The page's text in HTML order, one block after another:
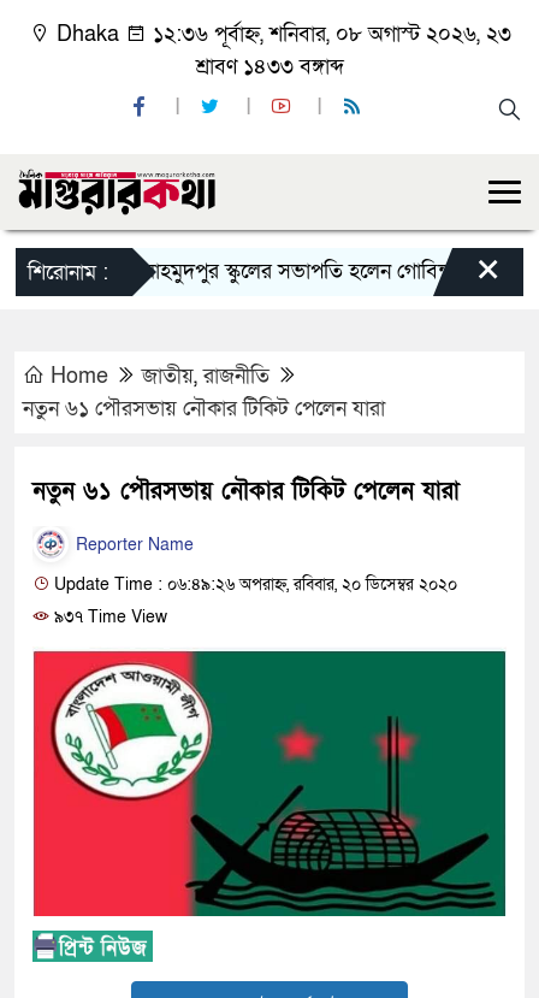
Dhaka
১২:৩৬ পূর্বাহ্ন, শনিবার, ০৮ অগাস্ট ২০২৬, ২৩
শ্রাবণ ১৪৩৩ বঙ্গাব্দ
শিরোনাম :
কাশিয়ানীর মাহমুদপুর স্কুলের সভাপতি হলেন গোবিন্দ কির্ত্তনীয়া×
Home জাতীয়,রাজনীতি
নতুন ৬১ পৌরসভায় নৌকার টিকিট পেলেন যারা
নতুন ৬১ পৌরসভায় নৌকার টিকিট পেলেন যারা
Reporter Name
Update Time : ০৬:৪৯:২৬ অপরাহ্ন, রবিবার, ২০ ডিসেম্বর ২০২০
৯৩৭ Time View